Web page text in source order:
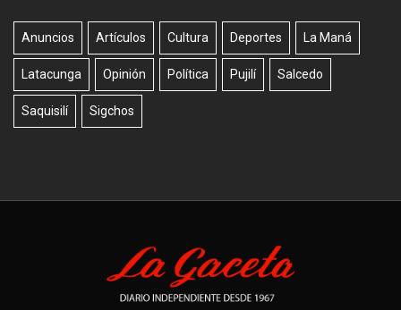
Anuncios Artículos Cultura Deportes La Maná
Latacunga Opinión Política Pujilí Salcedo
Saquisilí Sigchos